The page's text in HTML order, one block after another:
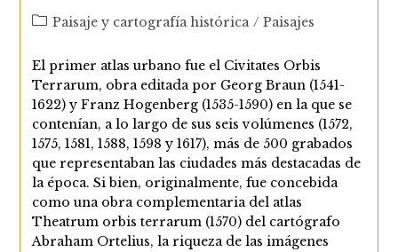
Categoría
la
entrada:
Paisaje y cartografía histórica / Paisajes
El primer atlas urbano fue el Civitates Orbis
Terrarum, obra editada por Georg Braun (1541-
1622) y Franz Hogenberg (1535-1590) en la que se
contenían, a lo largo de sus seis volúmenes (1572,
1575, 1581, 1588, 1598 y 1617), más de 500 grabados
que representaban las ciudades más destacadas de
la época. Si bien, originalmente, fue concebida
como una obra complementaria del atlas
Theatrum orbis terrarum (1570) del cartógrafo
Abraham Ortelius, la riqueza de las imágenes